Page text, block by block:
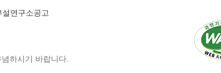
설연구소공고
하시기 바랍니다.